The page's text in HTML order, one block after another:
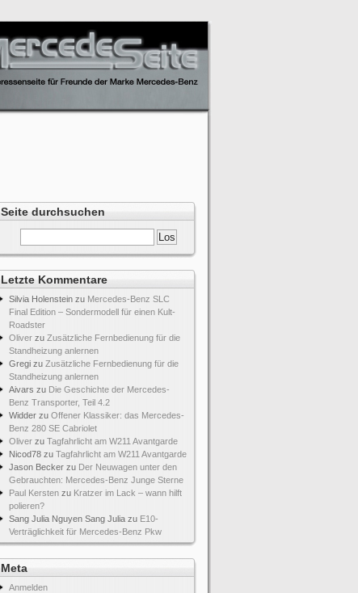
Seite durchsuchen
Letzte Kommentare
Silvia Holenstein zu Mercedes-Benz SLC
Final Edition – Sondermodell für einen Kult-
Roadster
Oliver zu Zusätzliche Fernbedienung für die
Standheizung anlernen
Gregi zu Zusätzliche Fernbedienung für die
Standheizung anlernen
Aivars zu Die Geschichte der Mercedes-
Benz Transporter, Teil 4.2
Widder zu Offener Klassiker: das Mercedes-
Benz 280 SE Cabriolet
Oliver zu Tagfahrlicht am W211 Avantgarde
Nicod78 zu Tagfahrlicht am W211 Avantgarde
Jason Becker zu Der Neuwagen unter den
Gebrauchten: Mercedes-Benz Junge Sterne
Paul Kersten zu Kratzer im Lack – wann hilft
polieren?
Sang Julia Nguyen Sang Julia zu E10-
Verträglichkeit für Mercedes-Benz Pkw
Meta
Anmelden